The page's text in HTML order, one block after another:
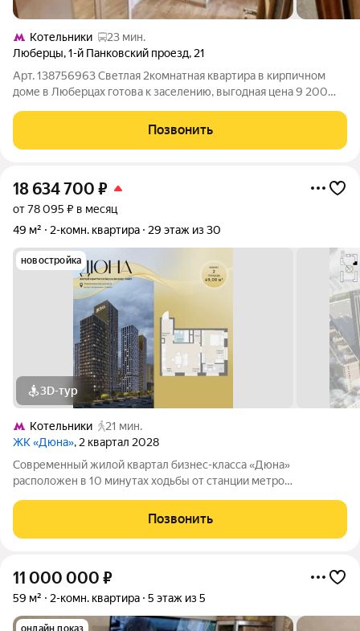
Котельники
23 мин.
Люберцы,1-й Панковский проезд, 21
Арт. 138756963 Светлая 2комнатная квартира в кирпичном
доме в Люберцах готова к заселению, выгодная цена 9 200
инвестора: уютная квартира с косметическим ремонтом,
продуманной планировкой и доступной
Позвонить
18 634 700 ₽
от 78 095 ₽ в месяц
49 м²
2-комн. квартира 29 этаж из 30
новостройка
3D-тур
Котельники
21 мин.
ЖК «Дюна», 2 квартал 2028
Современный жилой квартал бизнес-класса «Дюна»
расположен в 10 минутах ходьбы от станции метро
Дзержинского шоссе. Квартал находится в районе с развитой
инфраструктурой: в непосредственной
Позвонить
11 000 000 ₽
59 м² 2-комн. квартира 5 этаж из 5
онлайн показ